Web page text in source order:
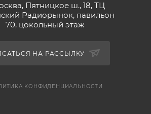
Пятницкое ш., 18, ТЦ
Радиорынок, павильон
70, цокольный этаж
НА РАССЫЛКУ
КОНФИДЕНЦИАЛЬНОСТИ